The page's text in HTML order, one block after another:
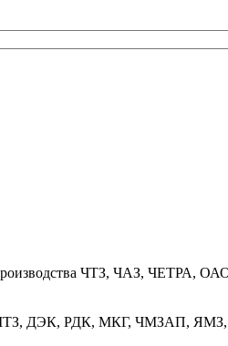
ЧТЗ, ЧАЗ, ЧЕТРА,
ДЭК, РДК, МКГ, ЧМЗАП, ЯМЗ,